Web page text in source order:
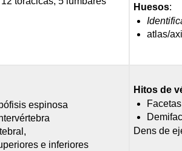
Huesos:
atlas/
espinosa
e inferiores
Hitos de
Dens de